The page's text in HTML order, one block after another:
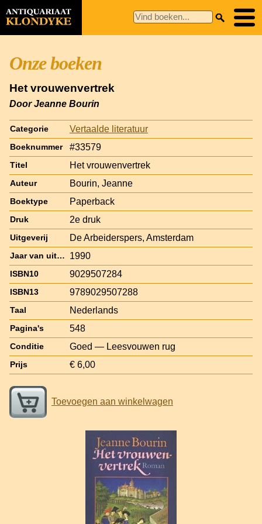
Onze boeken
Het vrouwenvertrek
Door Jeanne Bourin
Categorie Vertaalde literatuur
Boeknummer #33579
Titel Het vrouwenvertrek
Auteur Bourin, Jeanne
Boektype Paperback
Druk 2e druk
Uitgeverij De Arbeiderspers, Amsterdam
Jaar van uitgave 1990
ISBN10 9029507284
ISBN13 9789029507288
Taal Nederlands
Pagina's 548
Conditie Goed — Leesvouwen rug
Prijs € 6,00
Toevoegen aan winkelwagen